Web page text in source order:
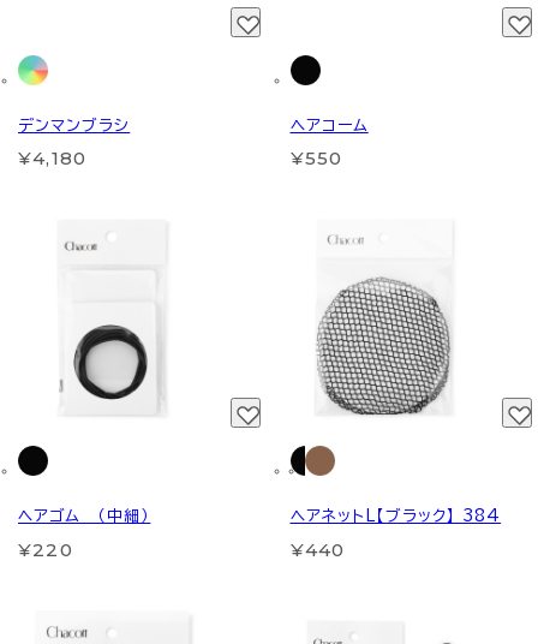
デンマンブラシ
¥4,180
ヘアコーム
¥550
ヘアゴム （中細）
¥220
ヘアネットL【ブラック】 384
¥440